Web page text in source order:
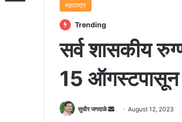
महाराष्ट्र
Trending
सर्व शासकीय
15
सुधीर जगदाळे
Send August 12, 2023